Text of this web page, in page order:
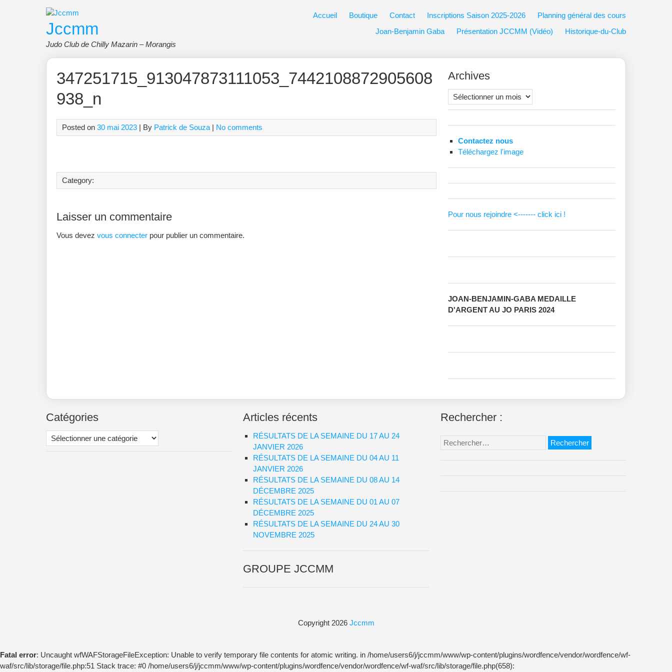
Jccmm
Judo Club de Chilly Mazarin – Morangis
Accueil Boutique Contact Inscriptions Saison 2025-2026
Planning général des cours
Joan-Benjamin Gaba
Présentation JCCMM (Vidéo) Historique-du-Club
347251715_913047873111053_7442108872905608
938_n
Posted on 30 mai 2023 | By Patrick de Souza | No comments
Category:
Laisser un commentaire
Vous devez vous connecter pour publier un commentaire.
Archives
Archives
Contactez nous
Téléchargez l'image
Pour nous rejoindre <------- click ici !
JOAN-BENJAMIN-GABA MEDAILLE
D'ARGENT AU JO PARIS 2024
Catégories
Catégories
Articles récents
RÉSULTATS DE LA SEMAINE DU 17 AU 24
JANVIER 2026
RÉSULTATS DE LA SEMAINE DU 04 AU 11
JANVIER 2026
RÉSULTATS DE LA SEMAINE DU 08 AU 14
DÉCEMBRE 2025
RÉSULTATS DE LA SEMAINE DU 01 AU 07
DÉCEMBRE 2025
RÉSULTATS DE LA SEMAINE DU 24 AU 30
NOVEMBRE 2025
GROUPE JCCMM
Rechercher :
Rechercher :
Copyright 2026 Jccmm
Fatal error: Uncaught wfWAFStorageFileException: Unable to verify temporary file contents for atomic writing. in /home/users6/j/jccmm/www/wp-content/plugins/wordfence/vendor/wordfence/wf-
waf/src/lib/storage/file.php:51 Stack trace: #0 /home/users6/j/jccmm/www/wp-content/plugins/wordfence/vendor/wordfence/wf-waf/src/lib/storage/file.php(658):